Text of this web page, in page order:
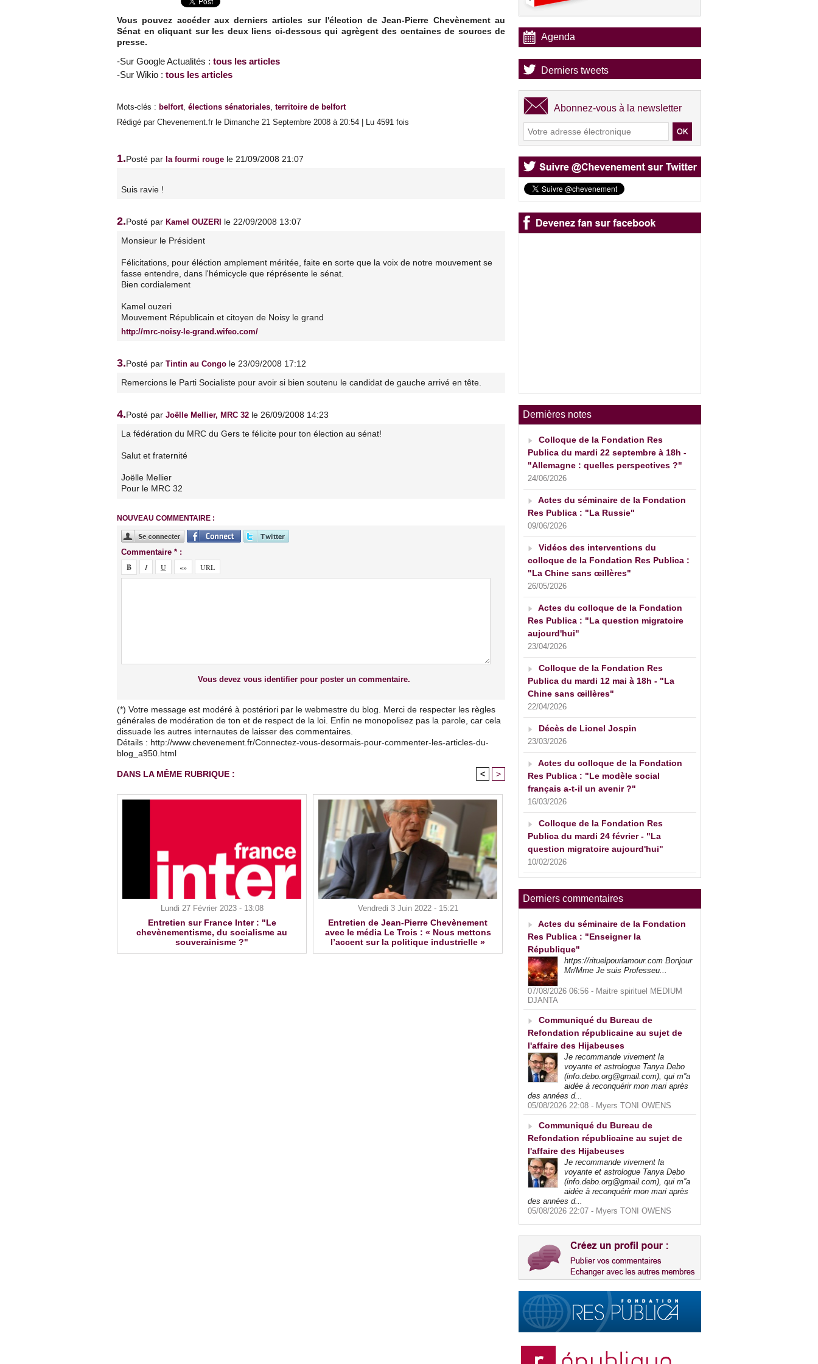
Vous pouvez accéder aux derniers articles sur l'élection de Jean-Pierre Chevènement au
Sénat en cliquant sur les deux liens ci-dessous qui agrègent des centaines de sources de
presse.
-Sur Google Actualités : tous les articles
-Sur Wikio : tous les articles
Mots-clés : belfort, élections sénatoriales, territoire de belfort
Rédigé par Chevenement.fr le Dimanche 21 Septembre 2008 à 20:54 | Lu 4591 fois
1.Posté par la fourmi rouge le 21/09/2008 21:07
Suis ravie !
2.Posté par Kamel OUZERI le 22/09/2008 13:07
Monsieur le Président
Félicitations, pour éléction amplement méritée, faite en sorte que la voix de notre mouvement se
fasse entendre, dans l'hémicycle que réprésente le sénat.
Bien cordialement
Kamel ouzeri
Mouvement Républicain et citoyen de Noisy le grand
http://mrc-noisy-le-grand.wifeo.com/
3.Posté par Tintin au Congo le 23/09/2008 17:12
Remercions le Parti Socialiste pour avoir si bien soutenu le candidat de gauche arrivé en tête.
4.Posté par Joëlle Mellier, MRC 32 le 26/09/2008 14:23
La fédération du MRC du Gers te félicite pour ton élection au sénat!
Salut et fraternité
Joëlle Mellier
Pour le MRC 32
NOUVEAU COMMENTAIRE :
Commentaire * :
Vous devez vous identifier pour poster un commentaire.
(*) Votre message est modéré à postériori par le webmestre du blog. Merci de respecter les règles
générales de modération de ton et de respect de la loi. Enfin ne monopolisez pas la parole, car cela
dissuade les autres internautes de laisser des commentaires.
Détails : http://www.chevenement.fr/Connectez-vous-desormais-pour-commenter-les-articles-du-
blog_a950.html
DANS LA MÊME RUBRIQUE : < >
Lundi 27 Février 2023 - 13:08
Entretien sur France Inter : "Le
chevènementisme, du socialisme au
souverainisme ?"
Vendredi 3 Juin 2022 - 15:21
Entretien de Jean-Pierre Chevènement
avec le média Le Trois : « Nous mettons
l’accent sur la politique industrielle »
Agenda
Derniers tweets
Abonnez-vous à la newsletter
Dernières notes
Colloque de la Fondation Res
Publica du mardi 22 septembre à 18h -
"Allemagne : quelles perspectives ?"
24/06/2026
Actes du séminaire de la Fondation
Res Publica : "La Russie"
09/06/2026
Vidéos des interventions du
colloque de la Fondation Res Publica :
"La Chine sans œillères"
26/05/2026
Actes du colloque de la Fondation
Res Publica : "La question migratoire
aujourd'hui"
23/04/2026
Colloque de la Fondation Res
Publica du mardi 12 mai à 18h - "La
Chine sans œillères"
22/04/2026
Décès de Lionel Jospin
23/03/2026
Actes du colloque de la Fondation
Res Publica : "Le modèle social
français a-t-il un avenir ?"
16/03/2026
Colloque de la Fondation Res
Publica du mardi 24 février - "La
question migratoire aujourd'hui"
10/02/2026
Derniers commentaires
Actes du séminaire de la Fondation
Res Publica : "Enseigner la
République"
https://rituelpourlamour.com Bonjour
Mr/Mme Je suis Professeu...
07/08/2026 06:56 - Maitre spirituel MEDIUM
DJANTA
Communiqué du Bureau de
Refondation républicaine au sujet de
l'affaire des Hijabeuses
Je recommande vivement la
voyante et astrologue Tanya Debo
(info.debo.org@gmail.com), qui m''a
aidée à reconquérir mon mari après
des années d...
05/08/2026 22:08 - Myers TONI OWENS
Communiqué du Bureau de
Refondation républicaine au sujet de
l'affaire des Hijabeuses
Je recommande vivement la
voyante et astrologue Tanya Debo
(info.debo.org@gmail.com), qui m''a
aidée à reconquérir mon mari après
des années d...
05/08/2026 22:07 - Myers TONI OWENS